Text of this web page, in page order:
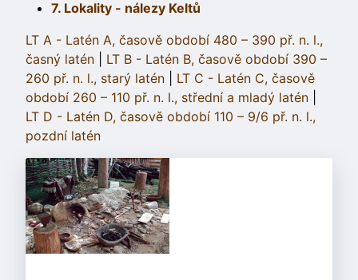
7. Lokality - nálezy Keltů
LT A - Latén A, časově období 480 – 390 př. n. l.,
časný latén
LT B - Latén B, časově období 390 –
260 př. n. l., starý latén
LT C - Latén C, časově
období 260 – 110 př. n. l., střední a mladý latén
LT D - Latén D, časově období 110 – 9/6 př. n. l.,
pozdní latén